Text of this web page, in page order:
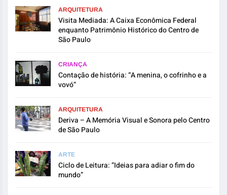
ARQUITETURA
Visita Mediada: A Caixa Econômica Federal
enquanto Patrimônio Histórico do Centro de
São Paulo
CRIANÇA
Contação de história: “A menina, o cofrinho e a
vovó”
ARQUITETURA
Deriva – A Memória Visual e Sonora pelo Centro
de São Paulo
ARTE
Ciclo de Leitura: “Ideias para adiar o fim do
mundo”